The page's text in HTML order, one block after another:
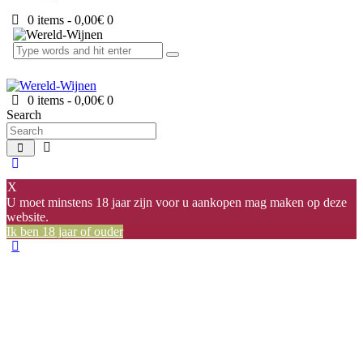
0 items - 0,00€ 0
0 items - 0,00€ 0
Search
X
U moet minstens 18 jaar zijn voor u aankopen mag maken op deze
website.
Ik ben 18 jaar of ouder